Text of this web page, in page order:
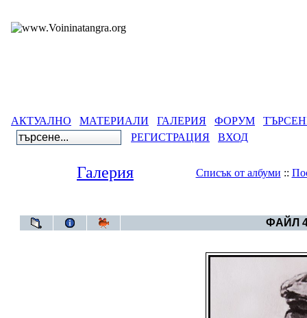
АКТУАЛНО МАТЕРИАЛИ ГАЛЕРИЯ ФОРУМ
РЕГИСТРАЦИЯ
ВХОД
Галерия Списък от албуми ::
ФАЙЛ